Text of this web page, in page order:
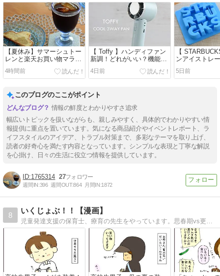
【夏休み】サマーシュトー
レンと楽天お買い物マラソ
ンと scope アウトレット
【2026年8月】
4時間前
【 Toffy 】ハンディファン
新調！どれがいい？機能の
選び方と使い方【ひんやり
3Wayファン】
4日前
【
ンアイストレ
ーヒー＆カフ
ファベット製
5日前
このブログのここがポイント
情報の鮮度とわかりやすさ追求
幅広いトピックを扱いながらも、親しみやすく、具体的でわかりやすい情
報提供に重点を置いています。気になる商品紹介やイベントレポート、ラ
イフスタイルのアイデア、トラブル対策まで、多彩なテーマを取り上げ、
読者の好奇心を満たす内容となっています。シンプルな表現と丁寧な解説
を心掛け、日々の生活に役立つ情報を提供しています。
1765314 27
週間IN:396 週間OUT:864 月間IN:1872
8
いくじょぶ！！【漫画】
児童発達支援の保育士、療育の先生をやっています。思春期vs更年期な中高生息子と母の日常まんがと、療育・保育の話。